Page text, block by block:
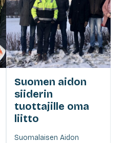
Suomen aidon
siiderin
tuottajille oma
liitto
Suomalaisen Aidon